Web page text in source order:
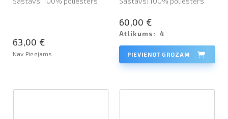
63,00 €
Nav Pieejams
60,00 €
Atlikums: 4
PIEVIENOT GROZAM